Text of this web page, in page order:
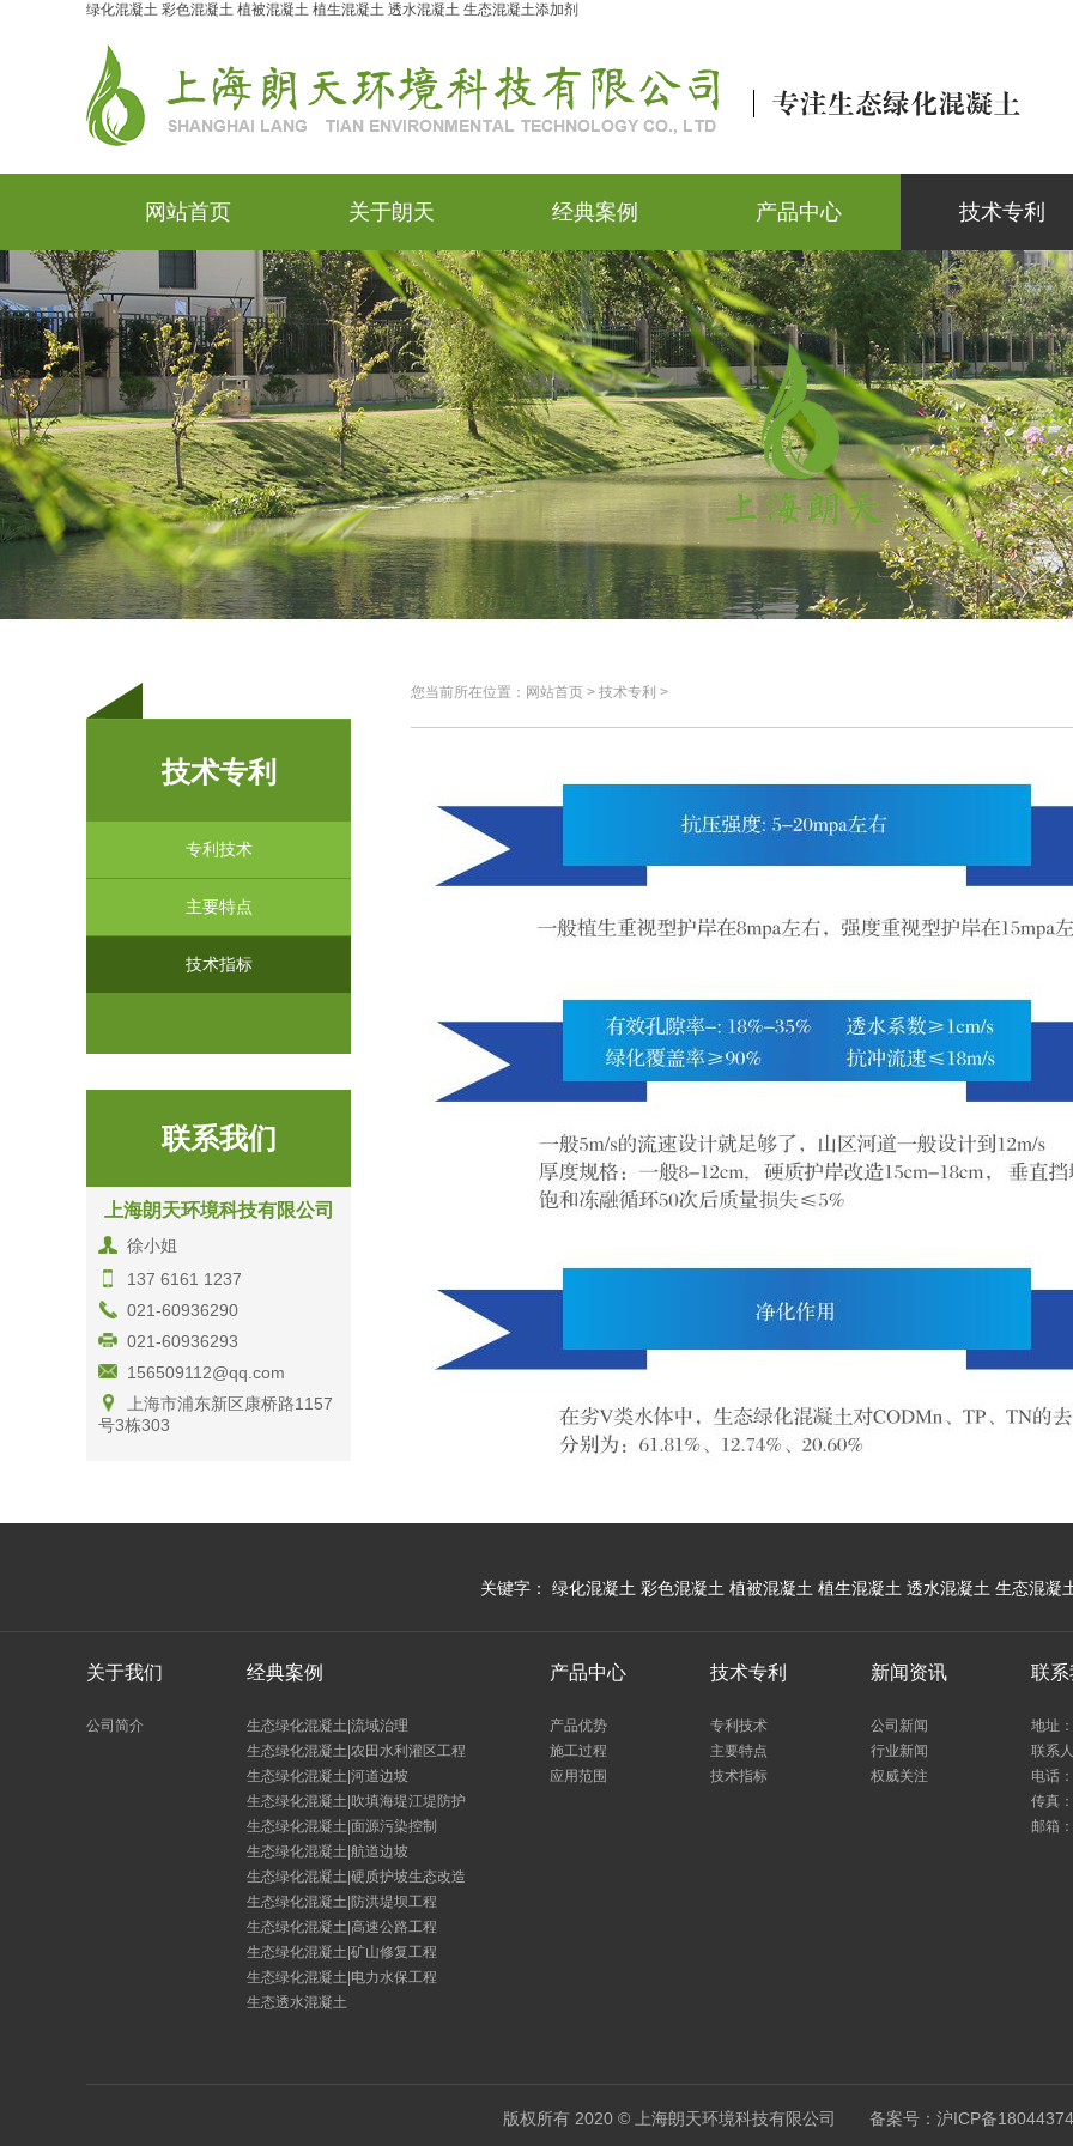
绿化混凝土 彩色混凝土 植被混凝土 植生混凝土 透水混凝土 生态混凝土添加剂
网站首页 关于朗天 经典案例 产品中心 技术专利
技术专利
专利技术
主要特点
技术指标
联系我们
上海朗天环境科技有限公司
徐小姐
137 6161 1237
021-60936290
021-60936293
156509112@qq.com
上海市浦东新区康桥路1157
号3栋303
您当前所在位置：网站首页 > 技术专利 >
关键字： 绿化混凝土 彩色混凝土 植被混凝土 植生混凝土 透水混凝土 生态混凝
关于我们
公司简介
经典案例
生态绿化混凝土|流域治理
生态绿化混凝土|农田水利灌区工程
生态绿化混凝土|河道边坡
生态绿化混凝土|吹填海堤江堤防护
生态绿化混凝土|面源污染控制
生态绿化混凝土|航道边坡
生态绿化混凝土|硬质护坡生态改造
生态绿化混凝土|防洪堤坝工程
生态绿化混凝土|高速公路工程
生态绿化混凝土|矿山修复工程
生态绿化混凝土|电力水保工程
生态透水混凝土
产品中心
产品优势
施工过程
应用范围
技术专利
专利技术
主要特点
技术指标
新闻资讯
公司新闻
行业新闻
权威关注
联
地址
联系
电话
传真
邮箱
版权所有 2020 © 上海朗天环境科技有限公司 备案号：沪ICP备